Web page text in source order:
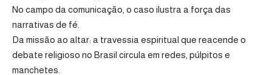
No campo da comunicação, o caso ilustra a força das
narrativas de fé.
Da missão ao altar: a travessia espiritual que reacende o
debate religioso no Brasil circula em redes, púlpitos e
manchetes.